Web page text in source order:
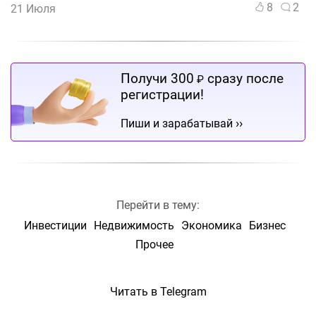
21 Июля 8 2
Получи 300 ₽ сразу после
регистрации!
Пиши и зарабатывай ››
Перейти в тему:
Инвестиции
Недвижимость Экономика
Бизнес
Прочее
Читать в Telegram